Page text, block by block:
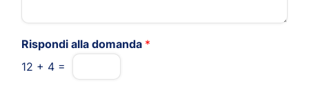
Rispondi alla domanda *
12 + 4 =